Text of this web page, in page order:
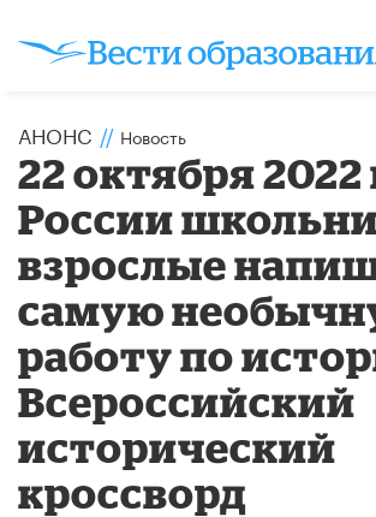
АНОНС // Новость
22 октября 2022
России
взрослые
самую
работу по
Всероссийский
исторический
кроссворд